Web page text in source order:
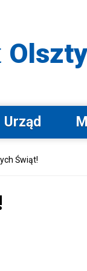
Urząd
Świąt!